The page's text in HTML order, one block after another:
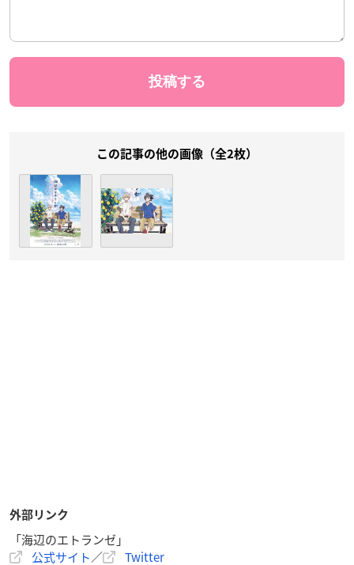
この記事の他の画像（全2枚）
外部リンク
「海辺のエトランゼ」
公式サイト／ Twitter